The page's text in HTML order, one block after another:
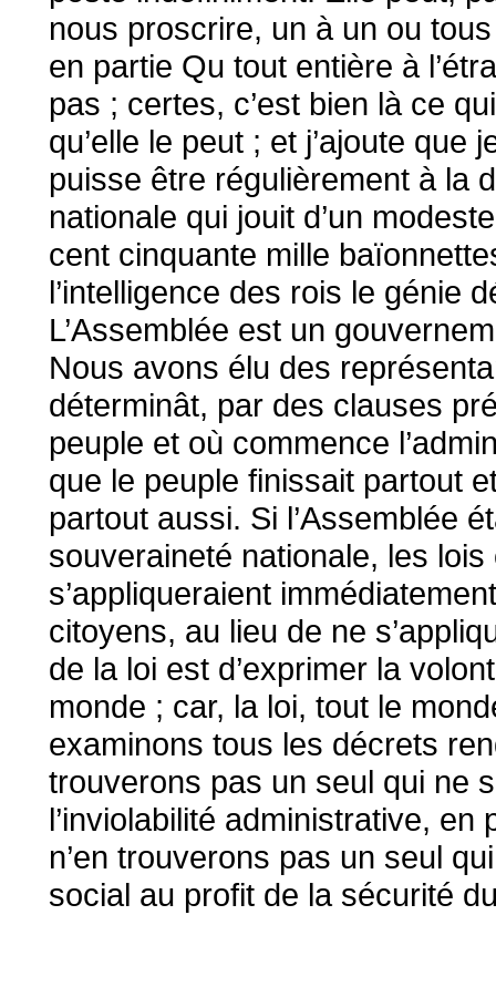
nous proscrire, un à un ou
en partie Qu tout entière à
pas ; certes, c’est bien là ce
qu’elle le peut ; et j’ajoute que
puisse être régulièrement à la
nationale qui jouit d’un
cent cinquante mille
l’intelligence des rois le génie
L’Assemblée est un
Nous avons élu des
déterminât, par des clauses
peuple et où commence
que le peuple finissait partout
partout aussi. Si l’Assemblée
souveraineté nationale, les lois
s’appliqueraient
citoyens, au lieu de ne
de la loi est d’exprimer la
monde ; car, la loi, tout le
examinons tous les décrets
trouverons pas un seul qui ne
l’inviolabilité administrative,
n’en trouverons pas un seul
social au profit de la sécurité